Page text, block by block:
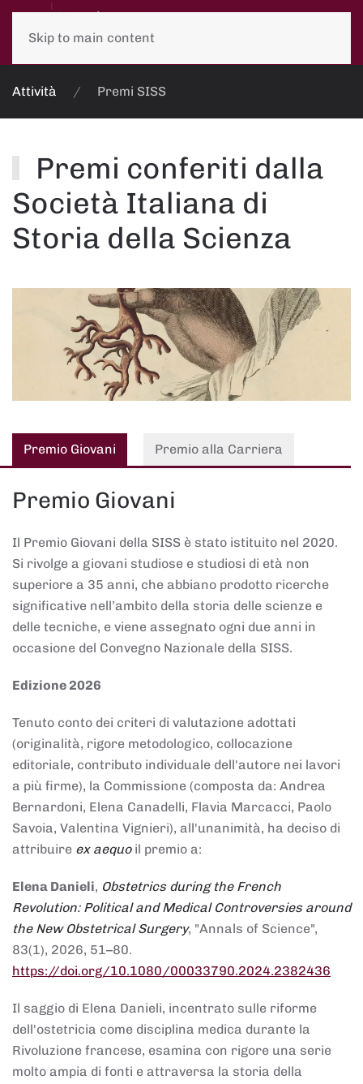
Skip to main content
Attività Premi SISS
Premi conferiti dalla
Società Italiana di
Storia della Scienza
Premio Giovani Premio alla Carriera
Premio Giovani
Il Premio Giovani della SISS è stato istituito nel 2020.
Si rivolge a giovani studiose e studiosi di età non
superiore a 35 anni, che abbiano prodotto ricerche
significative nell’ambito della storia delle scienze e
delle tecniche, e viene assegnato ogni due anni in
occasione del Convegno Nazionale della SISS.
Edizione 2026
Tenuto conto dei criteri di valutazione adottati
(originalità, rigore metodologico, collocazione
editoriale, contributo individuale dell'autore nei lavori
a più firme), la Commissione (composta da: Andrea
Bernardoni, Elena Canadelli, Flavia Marcacci, Paolo
Savoia, Valentina Vignieri), all'unanimità, ha deciso di
attribuire ex aequoil premio a:
Elena Danieli, Obstetrics during the French
Revolution: Political and Medical Controversies around
the New Obstetrical Surgery, "Annals of Science",
83(1), 2026, 51–80.
https://doi.org/10.1080/00033790.2024.2382436
Il saggio di Elena Danieli, incentrato sulle riforme
dell'ostetricia come disciplina medica durante la
Rivoluzione francese, esamina con rigore una serie
molto ampia di fonti e attraversa la storia della